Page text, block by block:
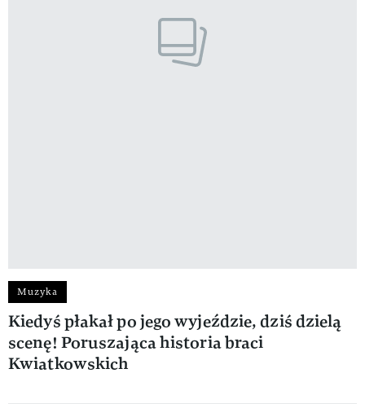
Muzyka
Kiedyś płakał po jego wyjeździe, dziś dzielą
scenę! Poruszająca historia braci
Kwiatkowskich